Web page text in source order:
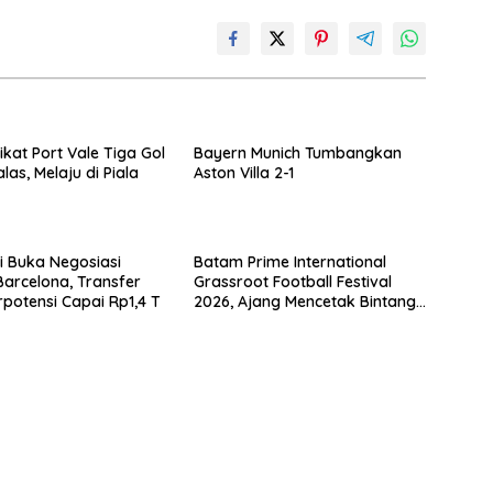
Port Vale Tiga Gol
Melaju di Piala
Bayern Munich Tumbangkan
Aston Villa 2-1
Buka Negosiasi
Transfer
Capai Rp1,4 T
Batam Prime International
Grassroot Football Festival
2026, Ajang Mencetak Bintang